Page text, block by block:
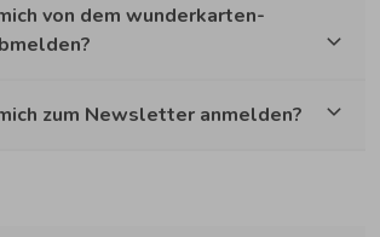
von dem wunderkarten-
zum Newsletter anmelden?